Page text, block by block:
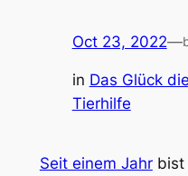
Oct 23, 2022—
in Das Glück
Tierhilfe
Seit einem Jahrbist